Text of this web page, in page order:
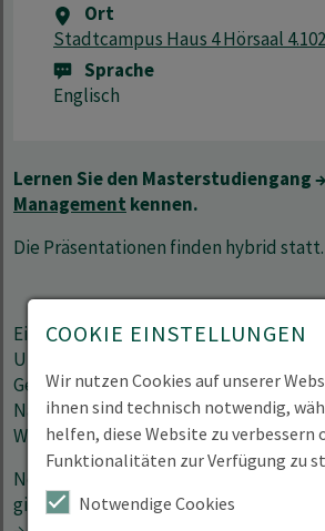
Ort
Stadtcampus Haus 4 Hörsaal 4.102
Sprache
Englisch
Lernen Sie den Masterstudiengang →
Management kennen.
Die Präsentationen finden hybrid statt.
Ein Studium mit Wirkung für eine
Unser →
Gelegenheit, praxisnahe
Nachhaltigkeit kennenzulernen und
Wissenschaft und Engagement Hand
Neben spannenden Einblicken in
gibt es die Möglichkeit, das →
COOKIE EINSTELLUNGEN
Wir nutzen Cookies auf unserer
ihnen sind technisch notwendig,
helfen, diese Website zu verbessern
Funktionalitäten zur Verfügung zu
Notwendige Cookies